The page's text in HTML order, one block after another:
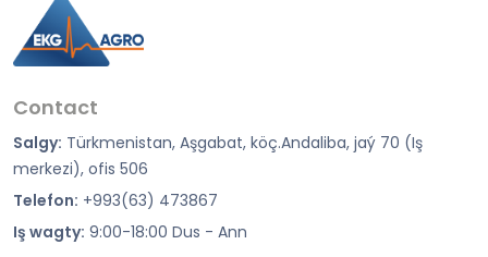
Contact
Salgy: Türkmenistan, Aşgabat, köç.Andaliba, jaý 70 (Iş
merkezi), ofis 506
Telefon: +993(63) 473867
Iş wagty: 9:00-18:00 Dus - Ann